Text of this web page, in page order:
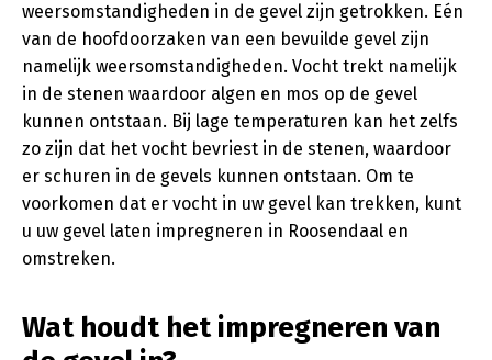
weersomstandigheden in de gevel zijn getrokken. Eén
van de hoofdoorzaken van een bevuilde gevel zijn
namelijk weersomstandigheden. Vocht trekt namelijk
in de stenen waardoor algen en mos op de gevel
kunnen ontstaan. Bij lage temperaturen kan het zelfs
zo zijn dat het vocht bevriest in de stenen, waardoor
er schuren in de gevels kunnen ontstaan. Om te
voorkomen dat er vocht in uw gevel kan trekken, kunt
u uw gevel laten impregneren in Roosendaal en
omstreken.
Wat houdt het impregneren van